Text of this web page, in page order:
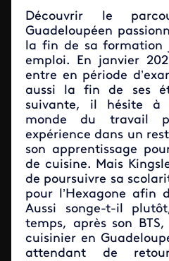
Découvrir le
Guadeloupéen
la fin de sa formation
emploi.
En janvier
entre en période
aussi la fin de ses
suivante, il hésite à
monde du travail
expérience dans un
son apprentissage
de cuisine. Mais
de poursuivre sa
pour l’Hexagone afin
Aussi songe-t-il
temps, après son
cuisinier en
attendant de